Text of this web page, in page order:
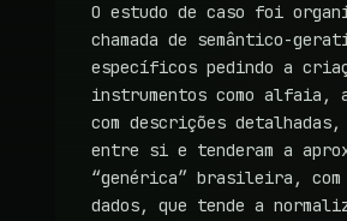
O estudo de caso foi
chamada de semântico-
específicos pedindo a
instrumentos como alfaia,
com descrições
entre si e tenderam a
“genérica” brasileira,
dados, que tende a